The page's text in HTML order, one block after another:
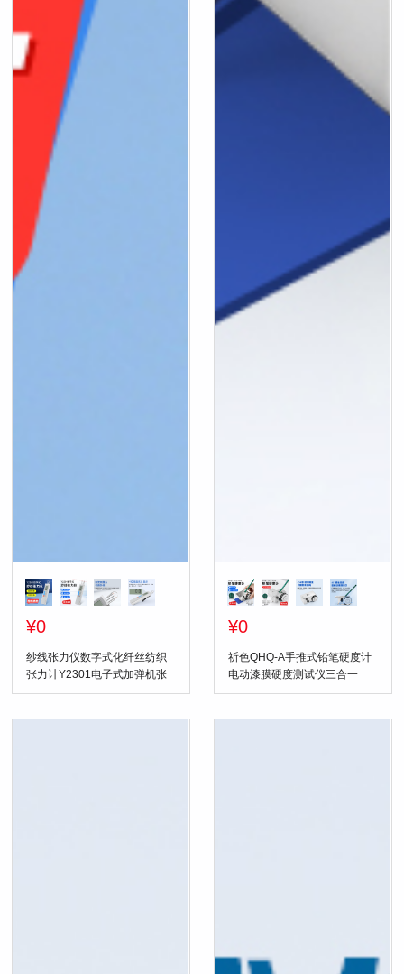
¥0
纱线张力仪数字式化纤丝纺织
张力计Y2301电子式加弹机张
力测试仪
¥0
祈色QHQ-A手推式铅笔硬度计
电动漆膜硬度测试仪三合一
1000g油漆硬度仪